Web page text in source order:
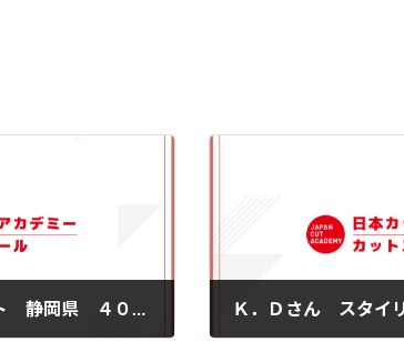
Ｔ．Ｙさん スタイリスト 静岡県 ４０歳